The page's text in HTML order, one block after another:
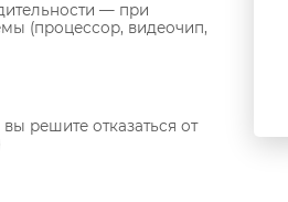
— при
(процессор, видеочип,
решите отказаться от